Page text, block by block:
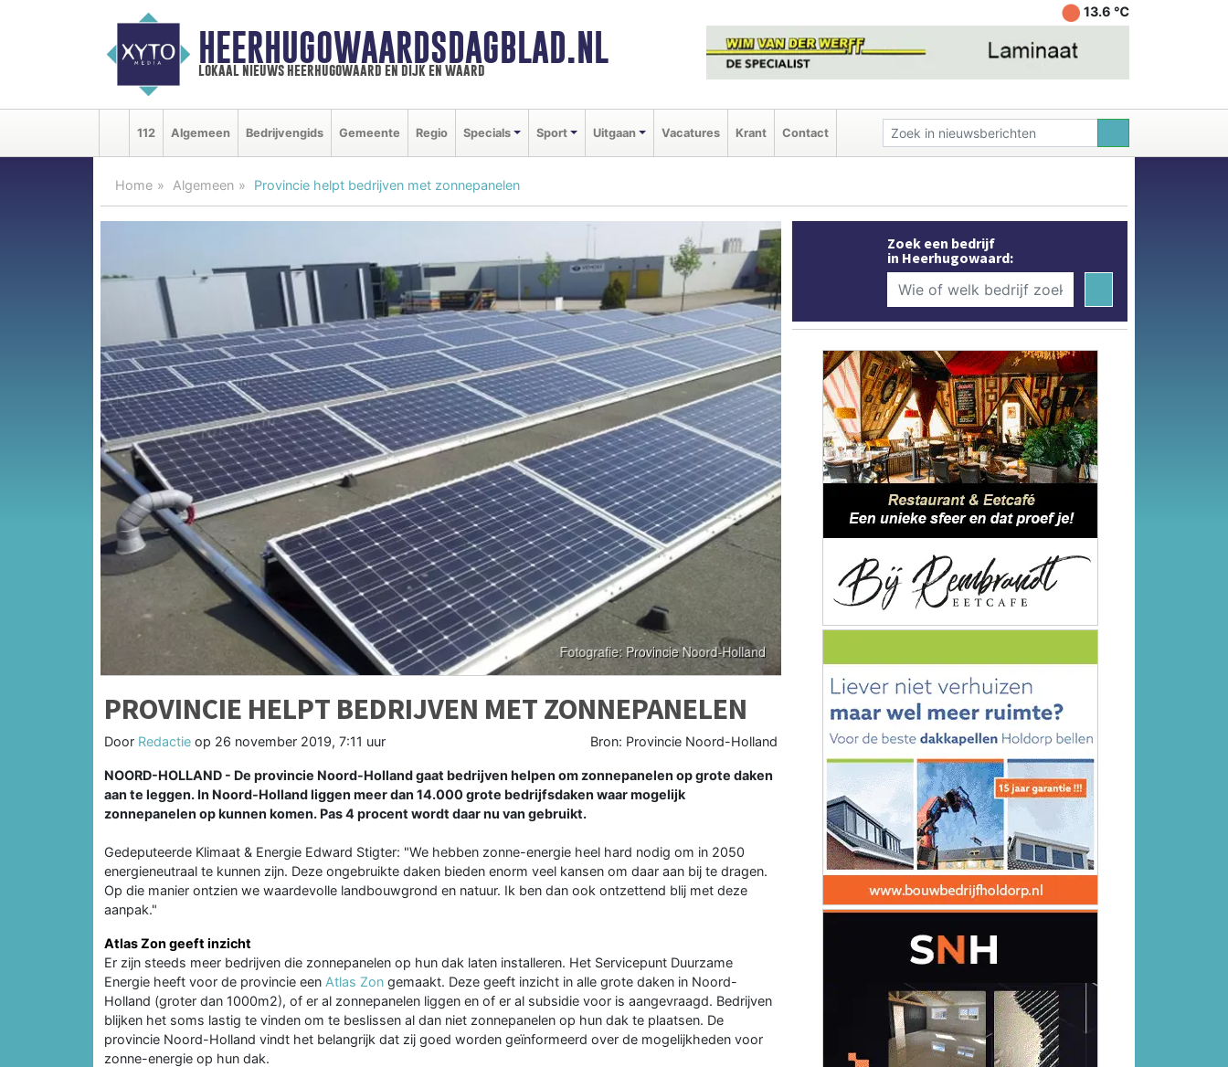
HEERHUGOWAARDSDAGBLAD.NL
lokaal nieuws heerhugowaard en dijk en waard
13.6 ℃
112 Algemeen Bedrijvengids Gemeente Regio Specials Sport Uitgaan Vacatures Krant Contact
Home Algemeen Provincie helpt bedrijven met zonnepanelen
PROVINCIE HELPT BEDRIJVEN MET ZONNEPANELEN
Door Redactie op 26 november 2019, 7:11 uur Bron: Provincie Noord-Holland
NOORD-HOLLAND - De provincie Noord-Holland gaat bedrijven helpen om zonnepanelen op grote daken
aan te leggen. In Noord-Holland liggen meer dan 14.000 grote bedrijfsdaken waar mogelijk
zonnepanelen op kunnen komen. Pas 4 procent wordt daar nu van gebruikt.
Gedeputeerde Klimaat & Energie Edward Stigter: "We hebben zonne-energie heel hard nodig om in 2050
energieneutraal te kunnen zijn. Deze ongebruikte daken bieden enorm veel kansen om daar aan bij te dragen.
Op die manier ontzien we waardevolle landbouwgrond en natuur. Ik ben dan ook ontzettend blij met deze
aanpak."
Atlas Zon geeft inzicht
Er zijn steeds meer bedrijven die zonnepanelen op hun dak laten installeren. Het Servicepunt Duurzame
Energie heeft voor de provincie een Atlas Zon gemaakt. Deze geeft inzicht in alle grote daken in Noord-
Holland (groter dan 1000m2), of er al zonnepanelen liggen en of er al subsidie voor is aangevraagd. Bedrijven
blijken het soms lastig te vinden om te beslissen al dan niet zonnepanelen op hun dak te plaatsen. De
provincie Noord-Holland vindt het belangrijk dat zij goed worden geïnformeerd over de mogelijkheden voor
zonne-energie op hun dak.
Zoek een bedrijf
in Heerhugowaard: